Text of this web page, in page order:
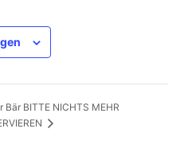
Bär BITTE NICHTS MEHR